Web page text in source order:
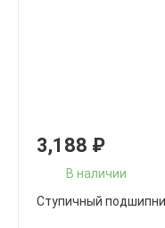
3,188 ₽
В наличии
Ступичный